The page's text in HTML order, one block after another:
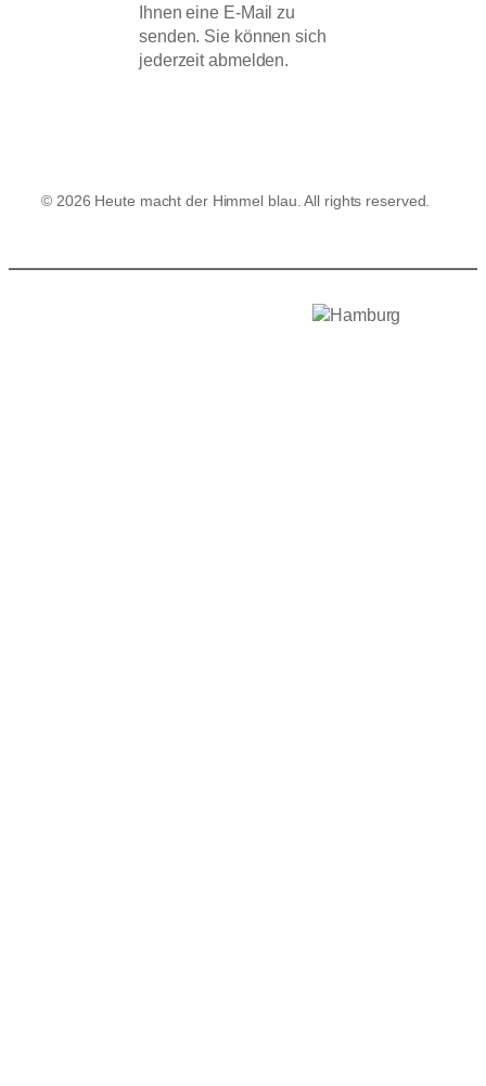
Ihnen eine E-Mail zu
senden. Sie können sich
jederzeit abmelden.
© 2026 Heute macht der Himmel blau. All rights reserved.